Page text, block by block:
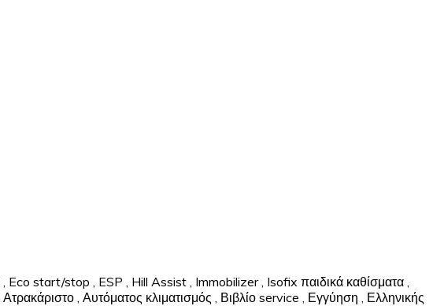
Eco start/stop ESP Hill Assist Immobilizer Isofix παιδικά καθίσματα
Ατρακάριστο Αυτόματος κλιματισμός Βιβλίο service Εγγύηση
Ελληνικής